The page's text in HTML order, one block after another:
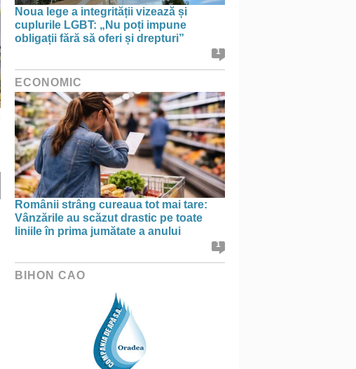
Noua lege a integrității vizează și
cuplurile LGBT: „Nu poți impune
obligații fără să oferi și drepturi”
1
ECONOMIC
Românii strâng cureaua tot mai tare:
Vânzările au scăzut drastic pe toate
liniile în prima jumătate a anului
1
BIHON CAO